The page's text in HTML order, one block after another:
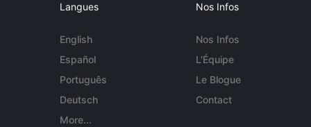
Langues
English
Español
Português
Deutsch
More...
Nos Infos
Nos Infos
L'Équipe
Le Blogue
Contact